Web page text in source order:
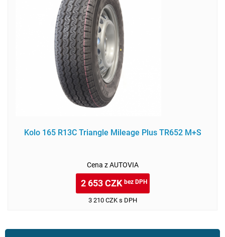
Kolo 165 R13C Triangle Mileage Plus TR652 M+S
Cena z AUTOVIA
2 653 CZKbez DPH
3 210 CZK s DPH